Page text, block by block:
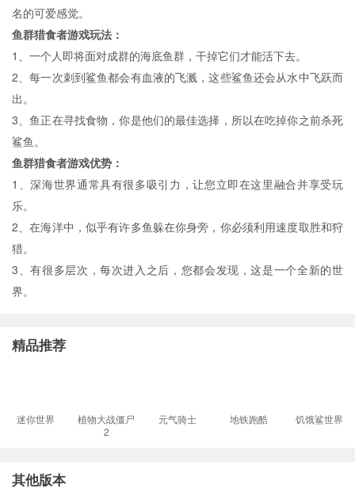
名的可爱感觉。
鱼群猎食者游戏玩法：
1、一个人即将面对成群的海底鱼群，干掉它们才能活下去。
2、每一次刺到鲨鱼都会有血液的飞溅，这些鲨鱼还会从水中飞跃而
出。
3、鱼正在寻找食物，你是他们的最佳选择，所以在吃掉你之前杀死
鲨鱼。
鱼群猎食者游戏优势：
1、深海世界通常具有很多吸引力，让您立即在这里融合并享受玩
乐。
2、在海洋中，似乎有许多鱼躲在你身旁，你必须利用速度取胜和狩
猎。
3、有很多层次，每次进入之后，您都会发现，这是一个全新的世
界。
精品推荐
迷你世界
植物大战僵尸
2
元气骑士 地铁跑酷 饥饿鲨世界
其他版本